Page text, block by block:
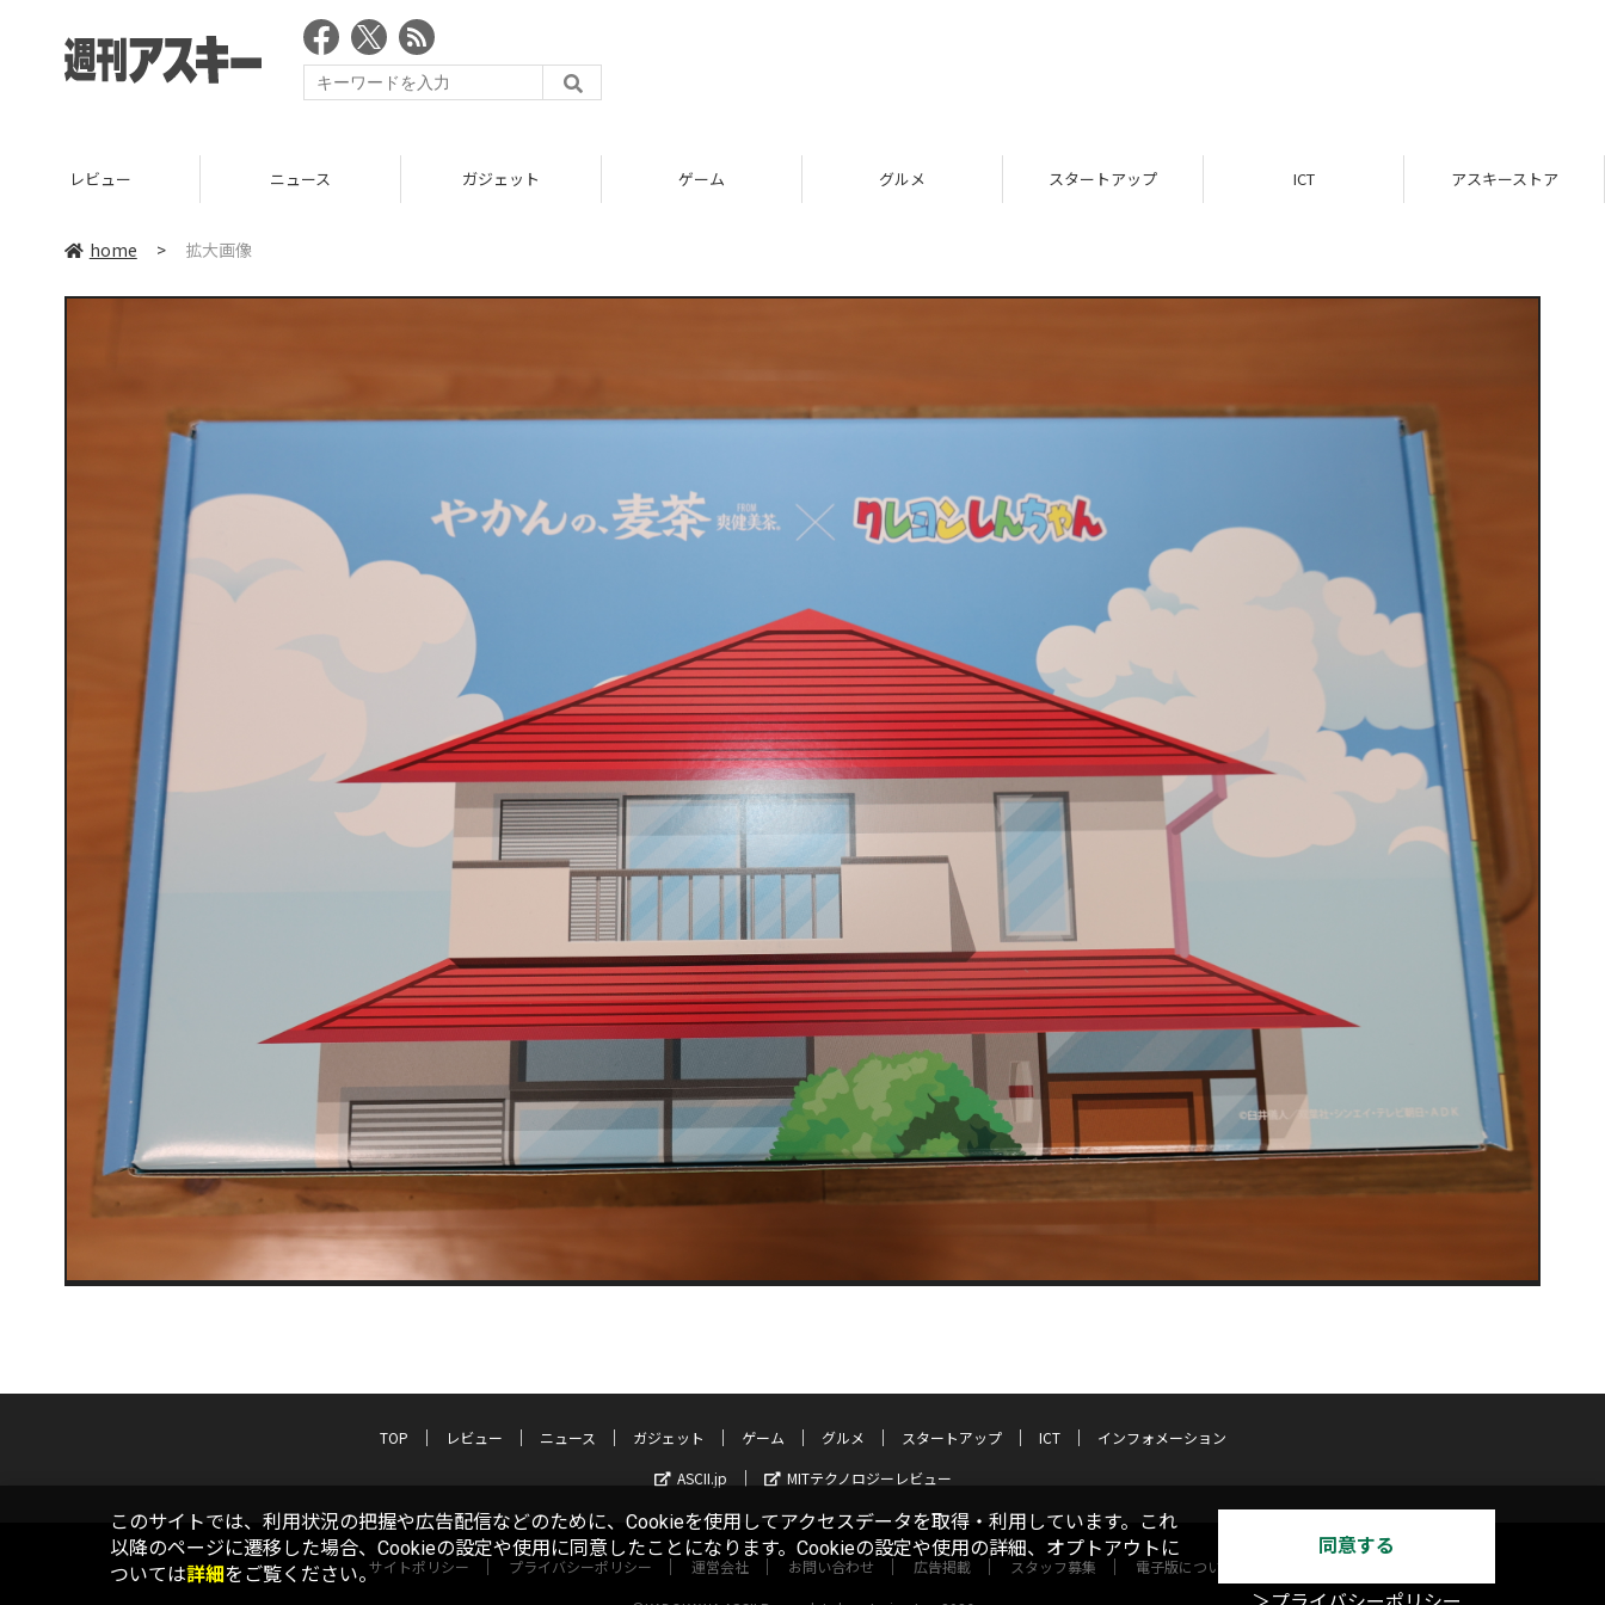
ニュース ガジェット ゲーム スタートアップ ICT アスキーストア インフォメーシ
home > 拡大画像
TOP レビュー ニュース ガジェット ゲーム グルメ スタートアップ ICT
インフォメーション
ASCII.jp
MITテクノロジーレビュー
サイトポリシー プライバシーポリシー 運営会社 お問い合わせ 広告掲載 スタッフ募集 電子版について
このサイトでは、利用状況の把握や広告配信などのために、Cookieを使用してアクセスデータを取得・利用しています。これ
以降のページに遷移した場合、Cookieの設定や使用に同意したことになります。Cookieの設定や使用の詳細、オプトアウトに
ついては詳細をご覧ください。
同意する